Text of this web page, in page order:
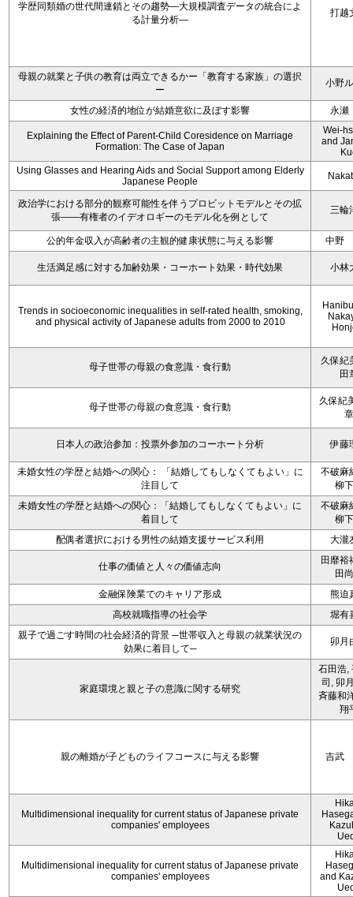
学歴同類婚の世代間連鎖とその趨勢―大規模調査データの統合によ
る計量分析―
打越
母親の就業と子供の教育は両立できるかー「教育する家族」の選択
ー
小野
女性の経済的地位が結婚意欲に及ぼす影響 永
Explaining the Effect of Parent-Child Coresidence on Marriage
Formation: The Case of Japan
Wei-
and
Using Glasses and Hearing Aids and Social Support among Elderly
Japanese People
政治学における部分的観察可能性を伴うプロビットモデルとその拡
張――有権者のイデオロギーのモデル化を例として
三輪
公的年金収入が高齢者の主観的健康状態に与える影響 中野
生活満足感に対する加齢効果・コーホート効果・時代効果 小林
Trends in socioeconomic inequalities in self-rated health, smoking,
and physical activity of Japanese adults from 2000 to 2010
母子世帯の母親の食意識・食行動
久保紀
田
母子世帯の母親の食意識・食行動
久保紀
章
日本人の政治参加：投票外参加のコーホート分析 伊藤
未婚女性の学歴と結婚への関心： 「結婚してもしなくてもよい」に
注目して
不破麻
柳
未婚女性の学歴と結婚への関心：「結婚してもしなくてもよい」に
着目して
不破麻
柳
配偶者選択における男性の結婚支援サービス利用
大瀧
仕事の価値と人々の価値志向
田靡裕
田
金融保険業でのキャリア形成
熊迫
高校就職指導の社会学
堀有
親子で過ごす時間の社会経済的背景 ─世帯収入と母親の就業状況の
効果に着目して─
卯月
家庭環境と親と子の意識に関する研究
石田浩,
司, 卯
斉藤和
翔
親の離婚が子どものライフコースに与える影響 吉武
Multidimensional inequality for current status of Japanese private
companies' employees
Multidimensional inequality for current status of Japanese private
companies' employees
and